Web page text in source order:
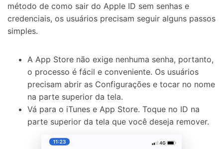
método de como sair do Apple ID sem senhas e
credenciais, os usuários precisam seguir alguns passos
simples.
A App Store não exige nenhuma senha, portanto,
o processo é fácil e conveniente. Os usuários
precisam abrir as Configurações e tocar no nome
na parte superior da tela.
Vá para o iTunes e App Store. Toque no ID na
parte superior da tela que você deseja remover.